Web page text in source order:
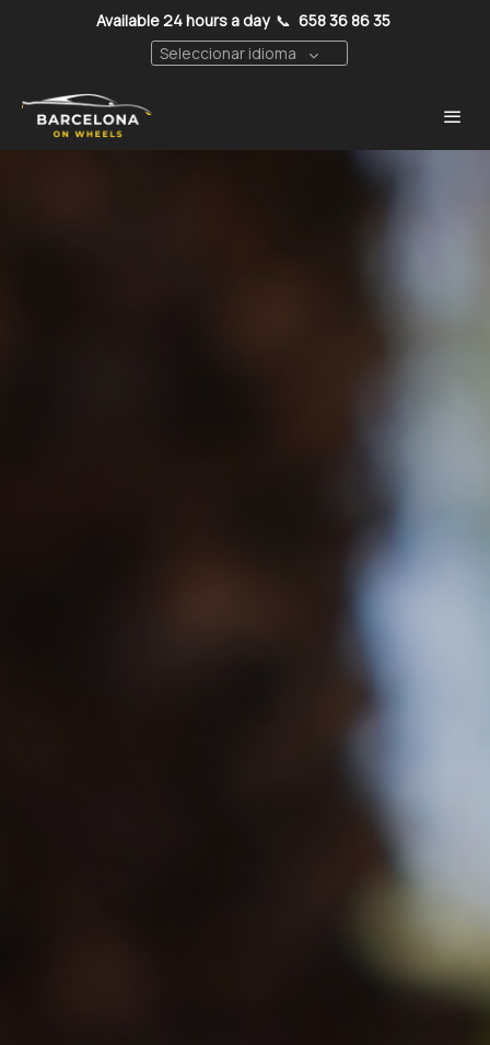
Available 24 hours a day 📞 658 36 86 35
Seleccionar idioma